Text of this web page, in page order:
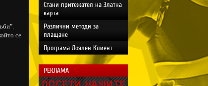
се
Стани притежател на Златна
карта
Различни методи за
плащане
Програма Лоялен Клиент
РЕКЛАМА